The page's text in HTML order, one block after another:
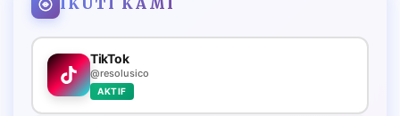
IKUTI KAMI
TikTok
@resolusico
AKTIF